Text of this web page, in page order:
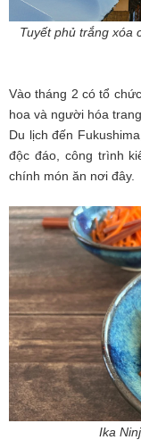
Tuyết phủ trắng xóa
Vào tháng 2 có tổ
hoa và người hóa
Du lịch đến
độc đáo, công trình
chính món ăn nơi đây.
Ika